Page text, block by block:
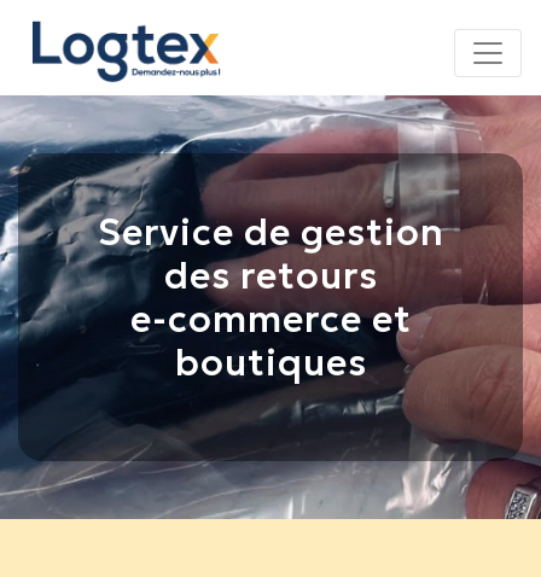
Service de gestion
des retours
e-commerce et
boutiques
Panneau de gestion des cookies